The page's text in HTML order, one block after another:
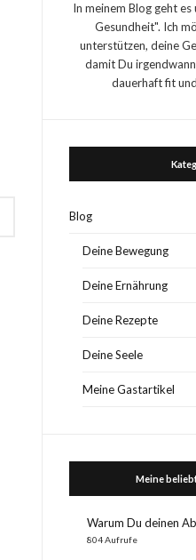
In meinem Blog geht
Gesundheit". Ich
unterstützen, deine
damit Du
dauerhaft fit
Blog
Deine Bewegung
Deine Ernährung
Deine Rezepte
Deine Seele
Meine Gastartikel
Meine
Warum Du deinen
804 Aufrufe